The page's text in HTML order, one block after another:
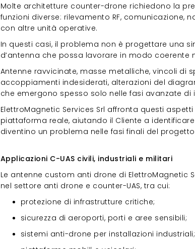
Molte architetture counter-drone richiedono la
funzioni diverse: rilevamento RF, comunicazione,
con altre unità operative.
In questi casi, il problema non è progettare una
d’antenna che possa lavorare in modo coerente
Antenne ravvicinate, masse metalliche, vincoli di
accoppiamenti indesiderati, alterazioni del
che emergono spesso solo nelle fasi avanzate di
ElettroMagnetic Services Srl affronta questi
piattaforma reale, aiutando il Cliente a
diventino un problema nelle fasi finali del
Applicazioni C-UAS civili, industriali e militari
Le antenne custom anti drone di ElettroMagnetic
nel settore anti drone e counter-UAS, tra cui:
protezione di infrastrutture critiche;
sicurezza di aeroporti, porti e aree sensibili;
sistemi anti-drone per installazioni industriali;